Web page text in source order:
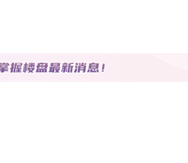
约大气，项目工作人员热情接待，置业
房团网友对远鹏香林郡有了一定的了解
、林木、植被、园区规划及建筑实体各
水系及林木花草的运用，内部配备两个